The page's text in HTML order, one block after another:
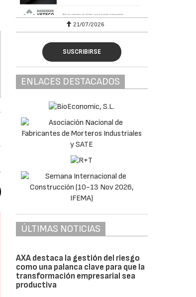
21/07/2026
SUSCRIBIRSE
ENLACES DESTACADOS
ÚLTIMAS NOTICIAS
AXA destaca la gestión del riesgo
como una palanca clave para que la
transformación empresarial sea
productiva